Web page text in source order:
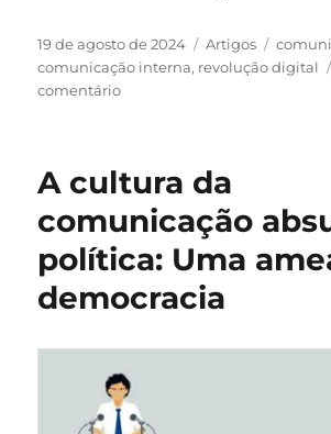
Publicado
em
19 de agosto de 2024 Categorias
Artigos Tags
comunicação interna, revolução digital
comentárioem
Interna:
Tecnologias
que
transformam
A cultura da
comunicação
política: Uma
democracia